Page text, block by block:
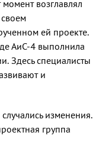
возглавлял
ей проекте.
АиС-4 выполнила
Здесь специалисты
и
изменения.
группа